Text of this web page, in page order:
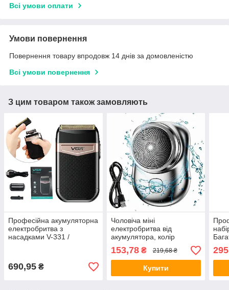
Всі умови оплати
Умови повернення
Повернення товару впродовж 14 днів за домовленістю
Всі умови повернення
З цим товаром також замовляють
Професійна акумуляторна
електробритва з
насадками V-331 /
690,95 ₴
Чоловіча міні
електробритва від
акумулятора, колір
бритва / Дорожня
електробритва
153,78₴ 219,68 ₴
Купити
295